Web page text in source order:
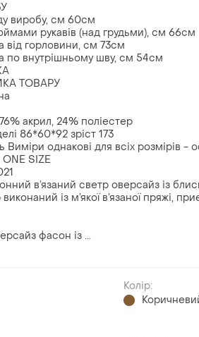
виробу, см 60см
рукавів (над грудьми), см 66см
від горловини, см 73см
по внутрішньому шву, см 54см
ТОВАРУ
акрил, 24% поліестер
86*60*92 зріст 173
Виміри однакові для всіх розмірів -
SIZE
в’язаний светр оверсайз із
із м’якої в’язаної пряжі,
фасон із ...
Колір: